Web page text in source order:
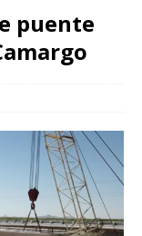
puente